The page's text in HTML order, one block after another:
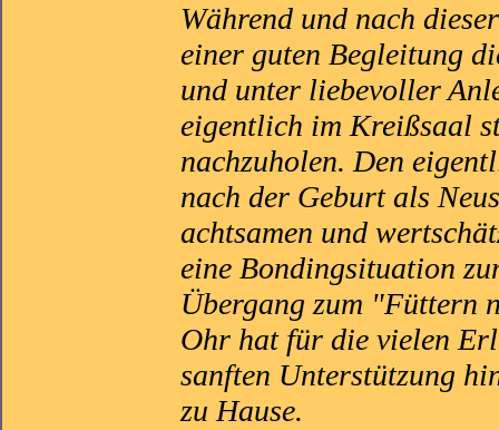
Während und nach
einer guten Begleitung
und unter liebevoller
eigentlich im Kreißsaal
nachzuholen. Den
nach der Geburt als
achtsamen und
eine Bondingsituation
Übergang zum "Füttern
Ohr hat für die vielen
sanften Unterstützung
zu Hause.